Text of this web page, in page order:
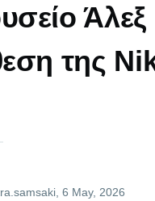
της
, 6 May, 2026